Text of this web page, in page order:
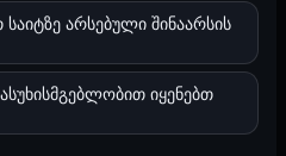
მე მინდა მოგიყვეთ ჩემი
გადამხდა. როდესაც
მამაკაცების ისტორიები
არსებული შინაარსის
იყენებთ